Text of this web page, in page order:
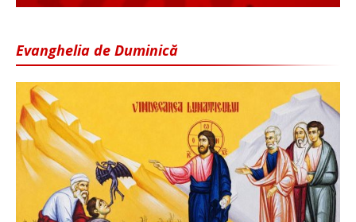
Evanghelia de Duminică